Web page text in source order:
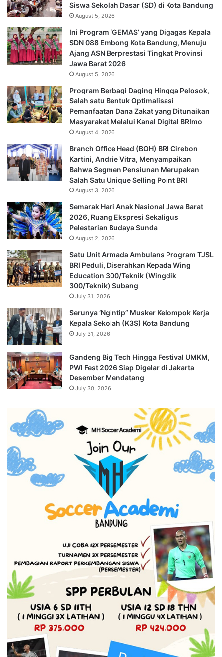
Siswa Sekolah Dasar (SD) di Kota Bandung
August 5, 2026
Ini Program ‘GEMAS’ yang Digagas Kepala
SDN 088 Embong Kota Bandung, Menuju
Ajang ASN Berprestasi Tingkat Provinsi
Jawa Barat 2026
August 5, 2026
Program Berbagi Daging Hingga Pelosok,
Salah satu Bentuk Optimalisasi
Pemanfaatan Dana Zakat yang Ditunaikan
Masyarakat Melalui Kanal Digital BRImo
August 4, 2026
Branch Office Head (BOH) BRI Cirebon
Kartini, Andrie Vitra, Menyampaikan
Bahwa Segmen Pensiunan Merupakan
Salah Satu Unique Selling Point BRI
August 3, 2026
Semarak Hari Anak Nasional Jawa Barat
2026, Ruang Ekspresi Sekaligus
Pelestarian Budaya Sunda
August 2, 2026
Satu Unit Armada Ambulans Program TJSL
BRI Peduli, Diserahkan Kepada Wing
Education 300/Teknik (Wingdik
300/Teknik) Subang
July 31, 2026
Serunya ‘Ngintip” Musker Kelompok Kerja
Kepala Sekolah (K3S) Kota Bandung
July 31, 2026
Gandeng Big Tech Hingga Festival UMKM,
PWI Fest 2026 Siap Digelar di Jakarta
Desember Mendatang
July 30, 2026